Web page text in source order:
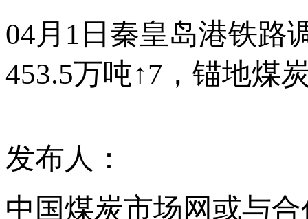
04月1日秦皇岛港铁路
453.5万吨↑7，锚地煤
发布人：
中国煤炭市场网或与